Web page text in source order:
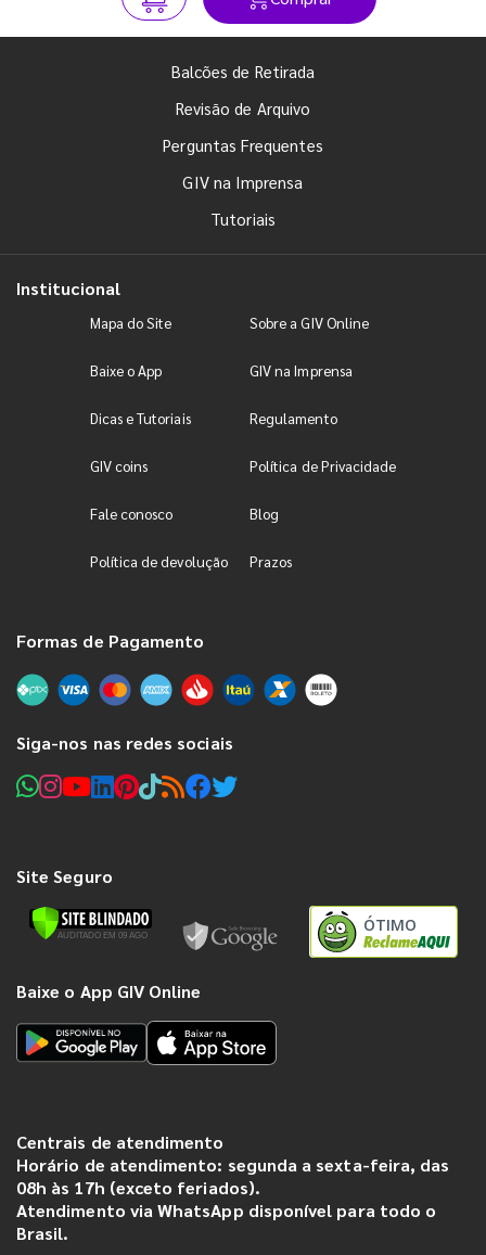
Balcões de Retirada
Revisão de Arquivo
Perguntas Frequentes
GIV na Imprensa
Tutoriais
Institucional
Mapa do Site Sobre a GIV Online
Baixe o App GIV na Imprensa
Dicas e Tutoriais Regulamento
GIV coins Política de Privacidade
Fale conosco Blog
Política de devolução Prazos
Formas de Pagamento
Siga-nos nas redes sociais
Site Seguro
ÓTIMO
Baixe o App GIV Online
Centrais de atendimento
Horário de atendimento: segunda a sexta-feira, das
08h às 17h (exceto feriados).
Atendimento via WhatsApp disponível para todo o
Brasil.